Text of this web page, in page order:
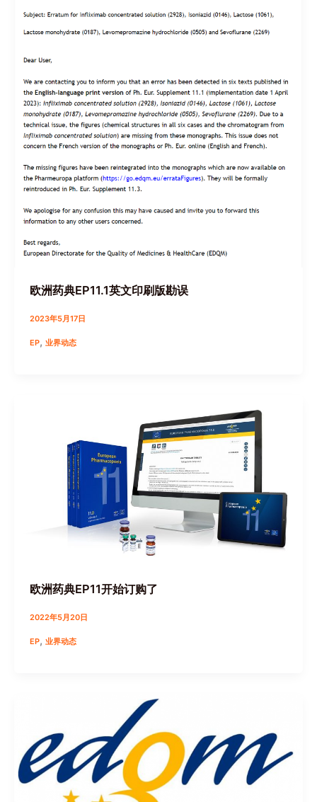
欧洲药典EP11.1英文印刷版勘误
2023年5月17日
EP, 业界动态
欧洲药典EP11开始订购了
2022年5月20日
EP, 业界动态